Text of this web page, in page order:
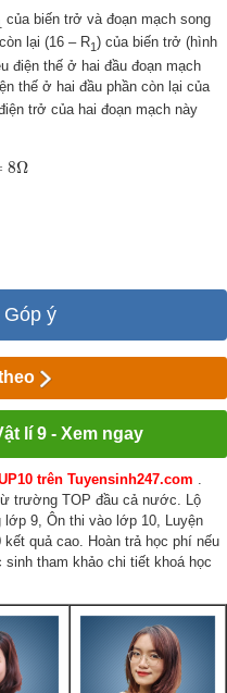
của biến trở và đoạn mạch song
lại (16 – R1) của biến trở (hình
điện thế ở hai đầu đoạn mạch
thế ở hai đầu phần còn lại của
trở của hai đoạn mạch này
8Ω
Ω
Góp ý
lí 9 - Xem ngay
trên Tuyensinh247.com
trường TOP đầu cả nước. Lộ
lớp 9, Ôn thi vào lớp 10, Luyện
quả cao. Hoàn trả học phí nếu
sinh tham khảo chi tiết khoá học